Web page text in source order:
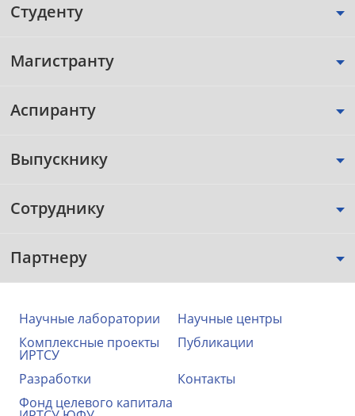
Студенту
Магистранту
Аспиранту
Выпускнику
Сотруднику
Партнеру
Научные лаборатории
Научные центры
Комплексные проекты
ИРТСУ
Публикации
Разработки
Контакты
Фонд целевого капитала